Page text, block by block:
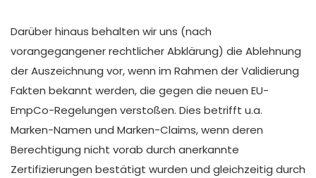
Darüber hinaus behalten wir uns (nach
vorangegangener rechtlicher Abklärung) die Ablehnung
der Auszeichnung vor, wenn im Rahmen der Validierung
Fakten bekannt werden, die gegen die neuen EU-
EmpCo-Regelungen verstoßen. Dies betrifft u.a.
Marken-Namen und Marken-Claims, wenn deren
Berechtigung nicht vorab durch anerkannte
Zertifizierungen bestätigt wurden und gleichzeitig durch